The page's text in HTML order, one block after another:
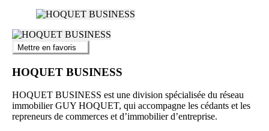
Mettre en favoris
HOQUET BUSINESS
HOQUET BUSINESS est une division spécialisée du réseau
immobilier GUY HOQUET, qui accompagne les cédants et les
repreneurs de commerces et d’immobilier d’entreprise.